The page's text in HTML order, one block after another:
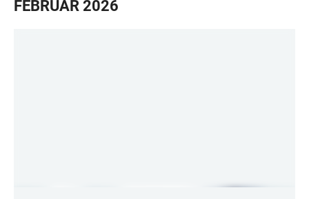
FEBRUAR 2026